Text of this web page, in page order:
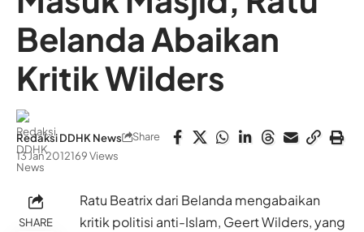
Belanda Abaikan
Kritik Wilders
Redaksi DDHK News
13 Jan 2012169 Views
Share
SHARE
Ratu Beatrix dari Belanda mengabaikan
kritik politisi anti-Islam, Geert Wilders, yang